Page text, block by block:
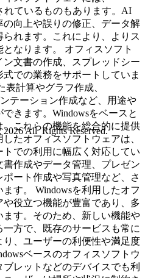
ているものもあります。AI
向上や誤りの修正、データ解
れます。これにより、よりス
なります。 オフィスソフト
文書の作成、スプレッドシー
での業務をサポートしていま
表計算やグラフ作成、
テーション作成など、用途や
きます。Windowsをベースと
これらの機能を総合的に提供
たオフィスソフトウェアは、
での利用に幅広く対応してい
作成やデータ管理、プレゼン
ート作成や写真管理など、さ
す。 Windowsを利用したオフ
役立つ機能が豊富であり、多
ます。そのため、新しい機能や
方で、既存のサービスも常に
、ユーザーの利便性や満足度
ベースのオフィスソフトウ
レットなどのデバイスでも利
2026 All Rights Reserved.